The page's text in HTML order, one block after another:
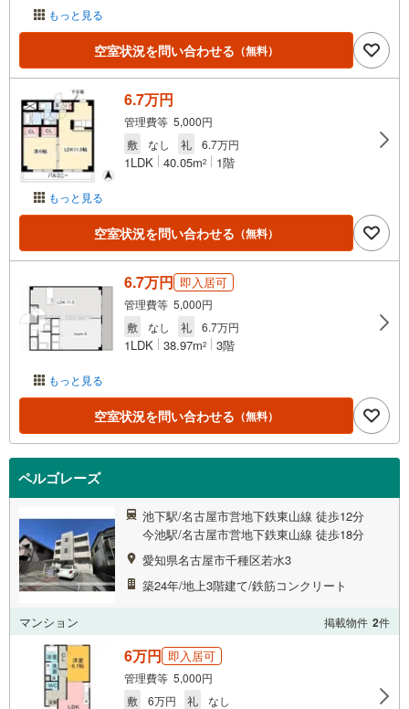
もっと見る
空室状況を問い合わせる （無料）
もっと見る
6.7万円
管理費等 5,000円
敷
なし 礼 6.7万円
1LDK 40.05m2 1階
空室状況を問い合わせる （無料）
もっと見る
6.7万円 即入居可
管理費等 5,000円
敷
なし 礼 6.7万円
1LDK 38.97m2 3階
空室状況を問い合わせる （無料）
ペルゴレーズ
池下駅/名古屋市営地下鉄東山線 徒歩12分
今池駅/名古屋市営地下鉄東山線 徒歩18分
愛知県名古屋市千種区若水3
築24年/地上3階建て/鉄筋コンクリート
マンション 掲載物件 2件
6万円 即入居可
管理費等 5,000円
敷
6万円 礼 なし